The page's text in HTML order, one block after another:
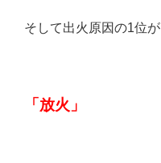
そして出火原因の1位が
「放火」